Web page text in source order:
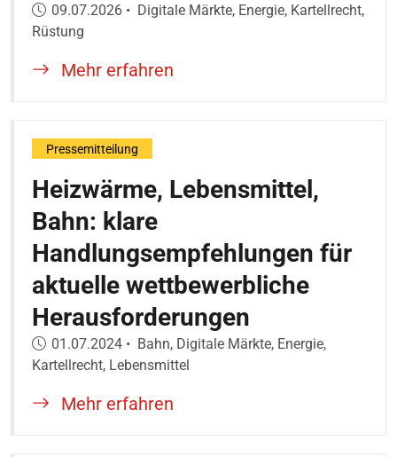
Veröffentlicht am:
09.07.2026 • Digitale Märkte, Energie, Kartellrecht,
Rüstung
Mehr erfahren
Heizwärme, Lebensmittel,
Bahn: klare
Handlungsempfehlungen für
aktuelle wettbewerbliche
Herausforderungen
Veröffentlicht am:
01.07.2024 • Bahn, Digitale Märkte, Energie,
Kartellrecht, Lebensmittel
Pressemitteilung
Mehr erfahren